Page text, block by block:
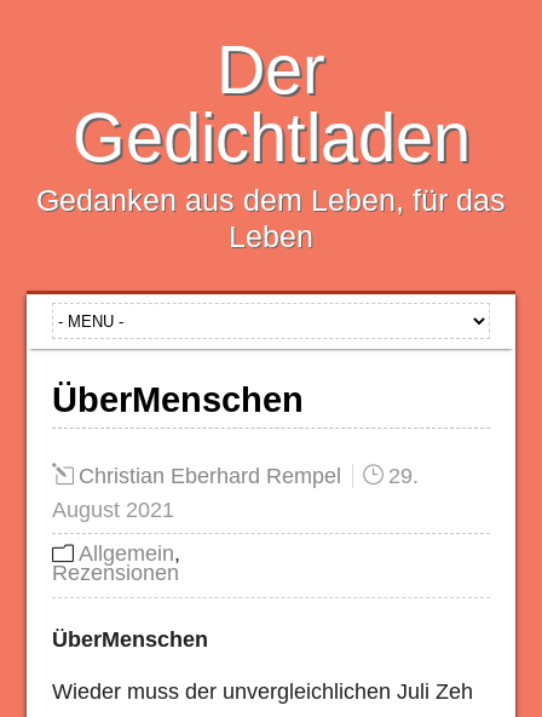
Der
Gedichtladen
Gedanken aus dem Leben, für das
Leben
ÜberMenschen
Christian Eberhard Rempel
29.
August 2021
Allgemein,
Rezensionen
ÜberMenschen
Wieder muss der unvergleichlichen Juli Zeh